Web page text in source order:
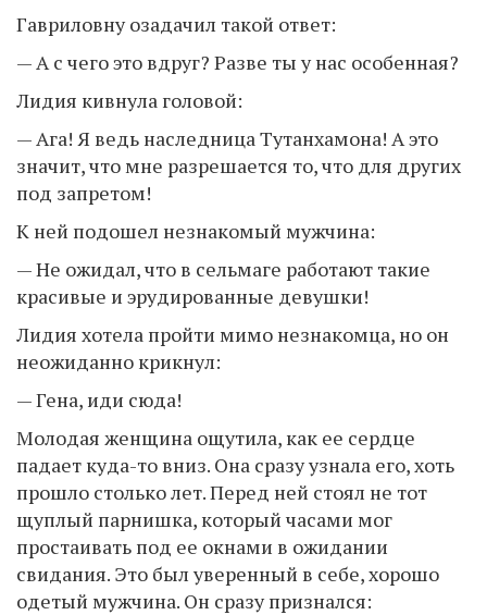
Гавриловну озадачил такой ответ:
— А с чего это вдруг? Разве ты у нас особенная?
Лидия кивнула головой:
— Ага! Я ведь наследница Тутанхамона! А это
значит, что мне разрешается то, что для других
под запретом!
К ней подошел незнакомый мужчина:
— Не ожидал, что в сельмаге работают такие
красивые и эрудированные девушки!
Лидия хотела пройти мимо незнакомца, но он
неожиданно крикнул:
— Гена, иди сюда!
Молодая женщина ощутила, как ее сердце
падает куда-то вниз. Она сразу узнала его, хоть
прошло столько лет. Перед ней стоял не тот
щуплый парнишка, который часами мог
простаивать под ее окнами в ожидании
свидания. Это был уверенный в себе, хорошо
одетый мужчина. Он сразу признался: